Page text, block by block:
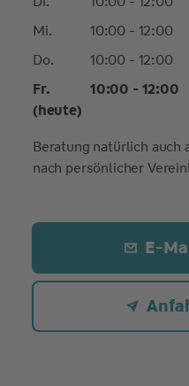
Mi.
10:00 - 12:00
Do.
10:00 - 12:00
Fr.
(heute)
10:00 - 12:00
Beratung natürlich auch
nach persönlicher
E-